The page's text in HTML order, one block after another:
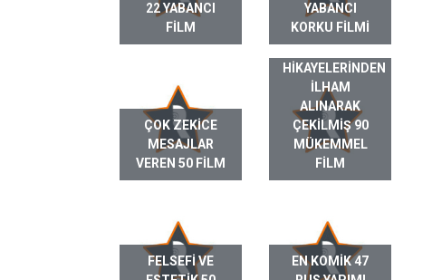
22 YABANCI
FILM
YABANCI
KORKU FILMI
ÇOK ZEKICE
MESAJLAR
VEREN 50 FILM
GERÇEK HAYAT
HIKAYELERINDEN
ILHAM
ALINARAK
ÇEKILMIŞ 90
MÜKEMMEL
FILM
FELSEFI VE
EN KOMIK 47